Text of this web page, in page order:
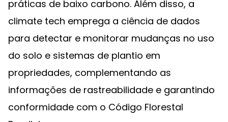
práticas de baixo carbono. Além disso, a
climate tech emprega a ciência de dados
para detectar e monitorar mudanças no uso
do solo e sistemas de plantio em
propriedades, complementando as
informações de rastreabilidade e garantindo
conformidade com o Código Florestal